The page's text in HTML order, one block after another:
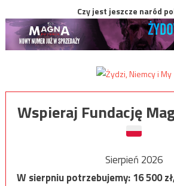
Czy jest jeszcze naród
Wspieraj Fundację
Sierpień 2026
W sierpniu potrzebujemy:16 500